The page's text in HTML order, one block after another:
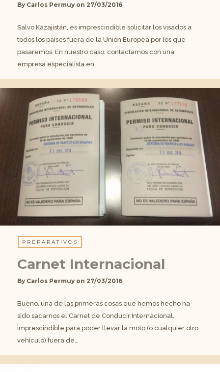
By Carlos Permuy on 27/03/2016
Salvo Kazajistán, es imprescindible solicitar los visados a
todos los países fuera de la Unión Europea por los que
pasaremos. En nuestro caso, contactamos con una
empresa especialista en…
PREPARATIVOS
Carnet Internacional
By Carlos Permuy on 27/03/2016
Bueno, una de las primeras cosas que hemos hecho ha
sido sacarnos el Carnet de Conducir Internacional,
imprescindible para poder llevar la moto (o cualquier otro
vehículo) fuera de…